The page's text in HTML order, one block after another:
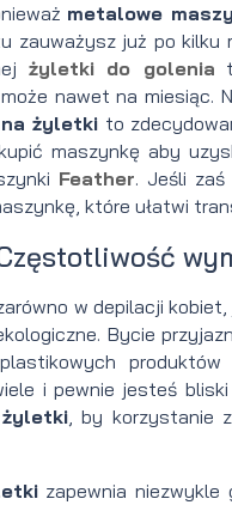
metalowe
zauważysz już po
żyletki do golenia
nawet na miesiąc.
żyletki to
maszynkę aby
Feather. Jeśli zaś
które ułatwi
w depilacji
Bycie
i pewnie jesteś
, by korzystanie
zapewnia niezwykle